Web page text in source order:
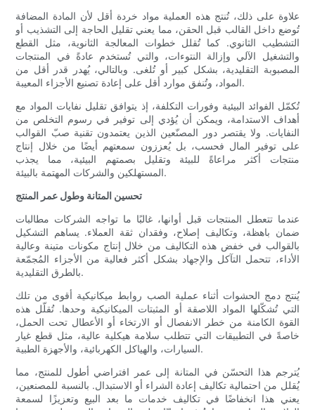
علاوة على ذلك، تُنتج هذه العملية مواد خردة أقل لأن المادة المضافة
تُوضع داخل القالب قبل الحقن، مما يعني تقليل الحاجة إلى التشذيب أو
التشطيب الثانوي. كما تُقلل خطوات المعالجة الثانوية، مثل القطع
والتشغيل الآلي وإزالة النتوءات، والتي تُستخدم عادةً في المنتجات
المصبوبة التقليدية، بشكل كبير أو تُلغى. وبالتالي، يُهدر قدر أقل من
المواد، وتُنفق موارد أقل على إعادة تصنيع الأجزاء المعيبة.
تُكمّل الفوائد البيئية وفورات التكلفة، إذ يتوافق تقليل نفايات المواد مع
أهداف الاستدامة، ويمكن أن يُؤدي إلى توفير في رسوم التخلص من
النفايات. ولا يقتصر دور المصنّعين الذين يعتمدون تقنية صبّ القوالب
على توفير المال فحسب، بل يُعززون سمعتهم أيضًا من خلال إنتاج
منتجات أكثر مراعاةً للبيئة وتقليل بصمتهم البيئية، مما يجذب
المستهلكين والشركات المهتمة بالبيئة.
تحسين المتانة وطول عمر المنتج
عندما تتعطل المنتجات قبل أوانها، غالبًا ما تواجه الشركات مطالبات
ضمان باهظة، وتكاليف إصلاح، وفقدان ثقة العملاء. يساهم التشكيل
بالقوالب في خفض هذه التكاليف من خلال إنتاج مكونات متينة وعالية
الأداء، تتحمل التآكل والإجهاد بشكل أكثر فعالية من الأجزاء المُجمّعة
بالطرق التقليدية.
يُنتج دمج الحشوات أثناء عملية الصب روابط ميكانيكية أقوى من تلك
التي تُشكّلها المواد اللاصقة أو المثبتات الميكانيكية وحدها. تُقلّل هذه
القوة الكامنة من خطر الانفصال أو الارتخاء أو الأعطال تحت الحمل،
خاصةً في التطبيقات التي تتطلب سلامة هيكلية عالية، مثل قطع غيار
السيارات، والهياكل الكهربائية، والأجهزة الطبية.
يُترجم هذا التحسّن في المتانة إلى عمر افتراضي أطول للمنتج، مما
يُقلل من احتمالية تكاليف إعادة الشراء أو الاستبدال. بالنسبة للمصنعين،
يعني هذا انخفاضًا في تكاليف خدمات ما بعد البيع وتعزيزًا لسمعة